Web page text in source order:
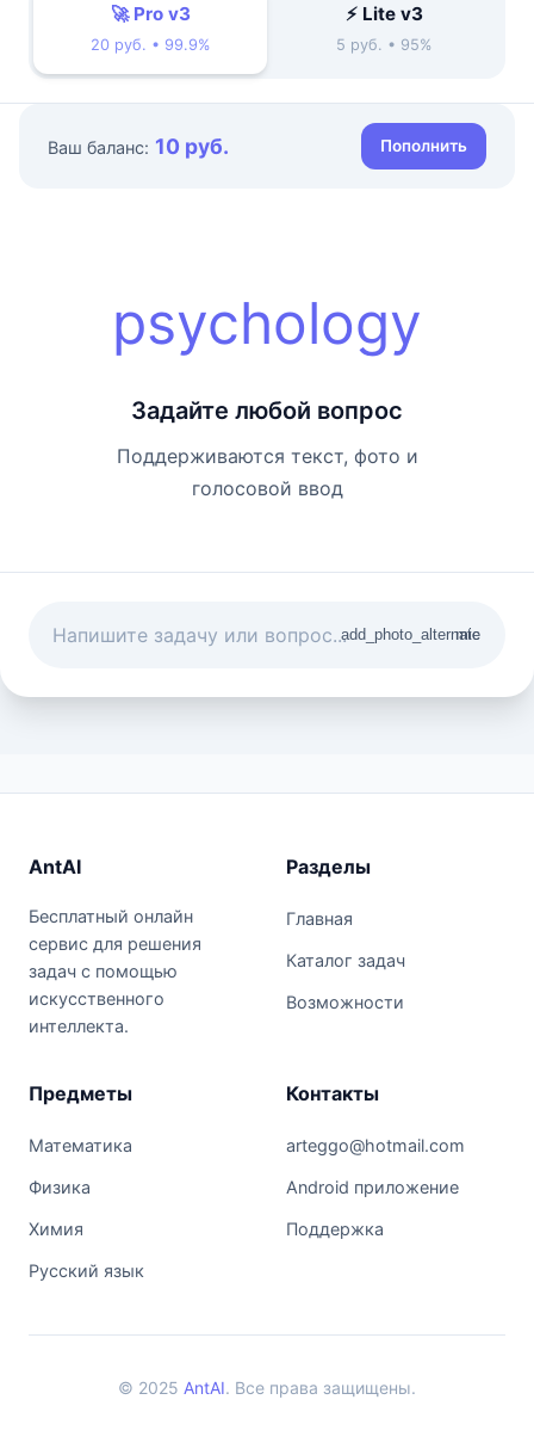
🚀 Pro v3
20 руб. • 99.9%
⚡ Lite v3
5 руб. • 95%
Ваш баланс: 10 руб. Пополнить
psychology
Задайте любой вопрос
Поддерживаются текст, фото и
голосовой ввод
add_photo_alternate
mic
AntAI
Бесплатный онлайн
сервис для решения
задач с помощью
искусственного
интеллекта.
Разделы
Главная
Каталог задач
Возможности
Предметы
Математика
Физика
Химия
Русский язык
Контакты
arteggo@hotmail.com
Android приложение
Поддержка
© 2025 AntAI. Все права защищены.